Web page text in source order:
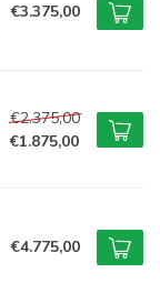
€3.375,00
€2.375,00
€1.875,00
€4.775,00